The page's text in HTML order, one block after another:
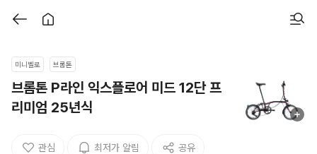
미니벨로 브롬톤
브롬톤 P라인 익스플로어 미드 12단 프
리미엄 25년식
관심 최저가 알림 공유